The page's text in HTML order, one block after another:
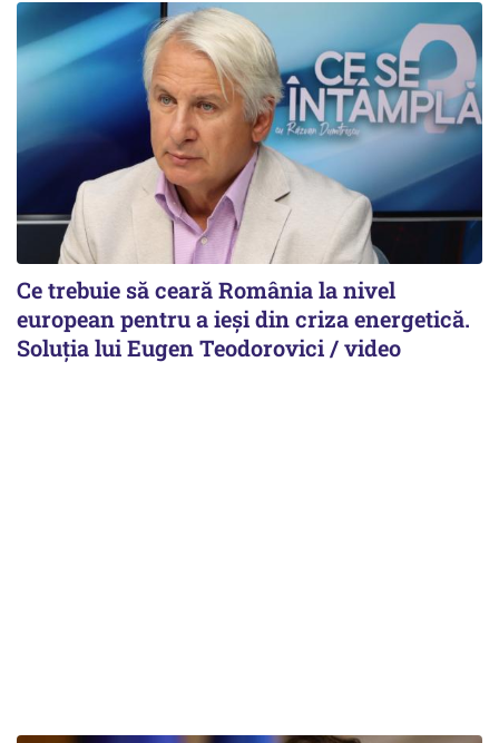
Ce trebuie să ceară România la nivel
european pentru a ieși din criza energetică.
Soluția lui Eugen Teodorovici / video